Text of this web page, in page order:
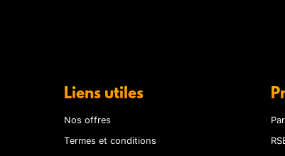
Liens utiles
Nos offres
Termes et conditions